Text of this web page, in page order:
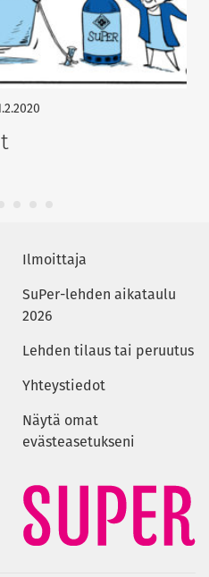
Ilmoittaja
SuPer-lehden aikataulu
2026
Lehden tilaus tai peruutus
Yhteystiedot
Näytä omat
evästeasetukseni